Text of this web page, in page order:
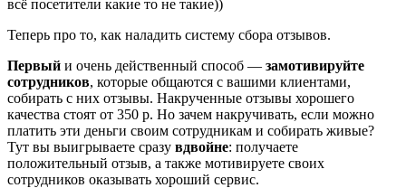
всё посетители какие то не такие))
Теперь про то, как наладить систему сбора отзывов.
Первый и очень действенный способ — замотивируйте
сотрудников, которые общаются с вашими клиентами,
собирать с них отзывы. Накрученные отзывы хорошего
качества стоят от 350 р. Но зачем накручивать, если можно
платить эти деньги своим сотрудникам и собирать живые?
Тут вы выигрываете сразу вдвойне: получаете
положительный отзыв, а также мотивируете своих
сотрудников оказывать хороший сервис.